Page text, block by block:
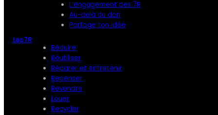
L’engagement des 7R
Au-delà du don
Partage ton idée
Les 7R
Réduire
Réutiliser
Réparer et entretenir
Repenser
Revendre
Louer
Recycler